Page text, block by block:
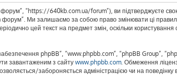
“https://640kb.com.ua/forum”), ви підтверджуєте
Ми залишаємо за собою право змінювати ці
цей текст на предмет змін, оскільки
phpBB”, “www.phpbb.com”, “phpBB Group”,
завантаженим з сайтуwww.phpbb.com. Обмеження
забороняється адміністрацією чи на